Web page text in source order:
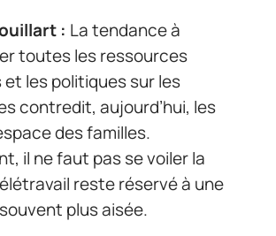
: La tendance à
toutes les ressources
et les politiques sur les
contredit, aujourd’hui, les
des familles.
il ne faut pas se voiler la
reste réservé à une
plus aisée.